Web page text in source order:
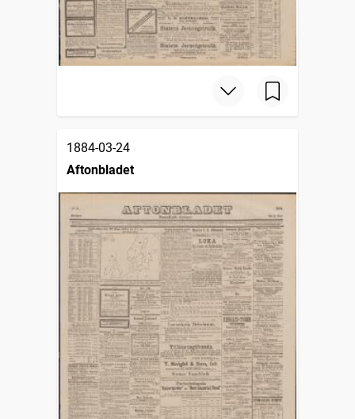
1884-03-24
Aftonbladet